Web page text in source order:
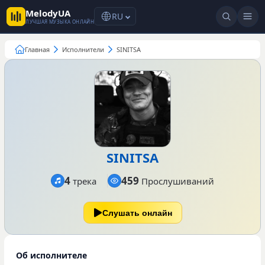
MelodyUA
ЛУЧШАЯ МУЗЫКА ОНЛАЙН RU
Главная Исполнители SINITSA
SINITSA
4 трека 459 Прослушиваний
Слушать онлайн
Об исполнителе